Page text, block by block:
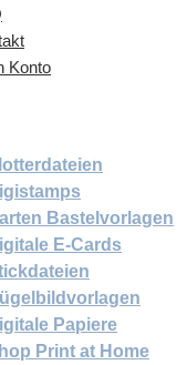
Konto
Bastelvorlagen
E-Cards
Papiere
Print at Home